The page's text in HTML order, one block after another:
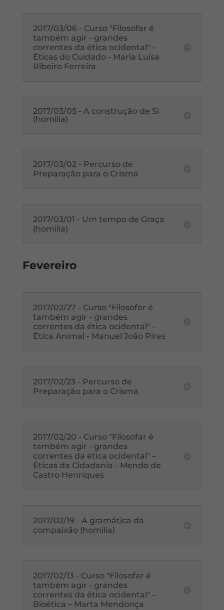
2017/03/06 - Curso "Filosofar é
também agir - grandes
correntes da ética ocidental" –
Éticas do Cuidado - Maria Luísa
Ribeiro Ferreira
2017/03/05 - A construção de Si
(homilia)
2017/03/02 - Percurso de
Preparação para o Crisma
2017/03/01 - Um tempo de Graça
(homilia)
Fevereiro
2017/02/27 - Curso "Filosofar é
também agir - grandes
correntes da ética ocidental" –
Ética Animal - Manuel João Pires
2017/02/23 - Percurso de
Preparação para o Crisma
2017/02/20 - Curso "Filosofar é
também agir - grandes
correntes da ética ocidental" –
Éticas da Cidadania - Mendo de
Castro Henriques
2017/02/19 - A gramática da
compaixão (homilia)
2017/02/13 - Curso "Filosofar é
também agir - grandes
correntes da ética ocidental" –
Bioética – Marta Mendonça